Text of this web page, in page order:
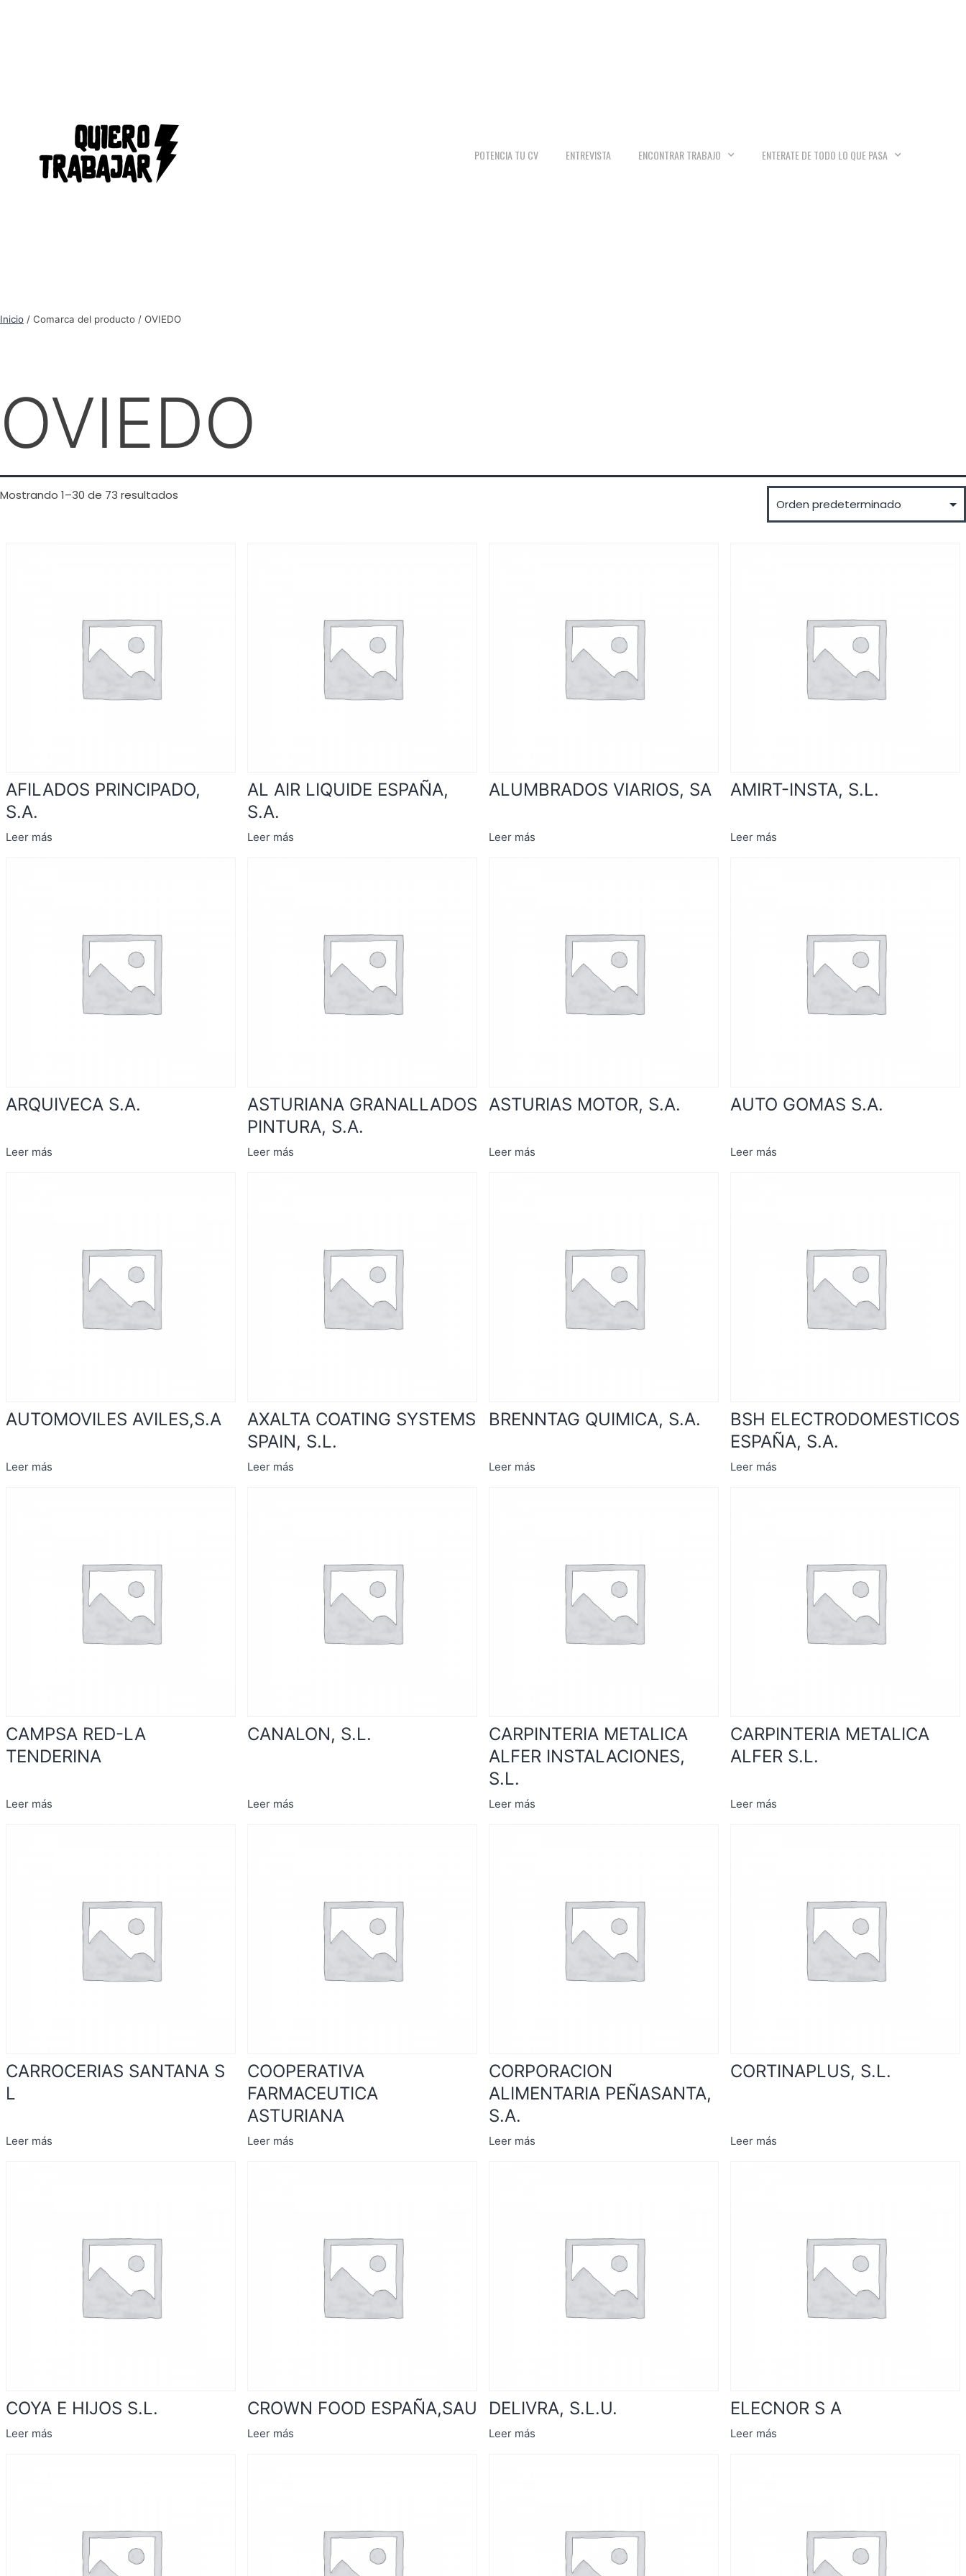
POTENCIA TU CV ENTREVISTA ENCONTRAR TRABAJO ENTERATE DE TODO LO QUE PASA
Inicio / Comarca del producto / OVIEDO
OVIEDO
Mostrando 1–30 de 73 resultados
AFILADOS PRINCIPADO,
S.A.
Leer más
AL AIR LIQUIDE ESPAÑA,
S.A.
Leer más
ALUMBRADOS VIARIOS, SA
Leer más
AMIRT-INSTA, S.L.
Leer más
ARQUIVECA S.A.
Leer más
ASTURIANA GRANALLADOS
PINTURA, S.A.
Leer más
ASTURIAS MOTOR, S.A.
Leer más
AUTO GOMAS S.A.
Leer más
AUTOMOVILES AVILES,S.A
Leer más
AXALTA COATING SYSTEMS
SPAIN, S.L.
Leer más
BRENNTAG QUIMICA, S.A.
Leer más
BSH ELECTRODOMESTICOS
ESPAÑA, S.A.
Leer más
CAMPSA RED-LA
TENDERINA
Leer más
CANALON, S.L.
Leer más
CARPINTERIA METALICA
ALFER INSTALACIONES,
S.L.
Leer más
CARPINTERIA METALICA
ALFER S.L.
Leer más
CARROCERIAS SANTANA S
L
Leer más
COOPERATIVA
FARMACEUTICA
ASTURIANA
Leer más
CORPORACION
ALIMENTARIA PEÑASANTA,
S.A.
Leer más
CORTINAPLUS, S.L.
Leer más
COYA E HIJOS S.L.
Leer más
CROWN FOOD ESPAÑA,SAU
Leer más
DELIVRA, S.L.U.
Leer más
ELECNOR S A
Leer más